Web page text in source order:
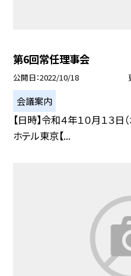
第6回常任理事会
公開日 2022/10/18
会議案内
【日時】令和４年１０月１３日
ホテル東京【...